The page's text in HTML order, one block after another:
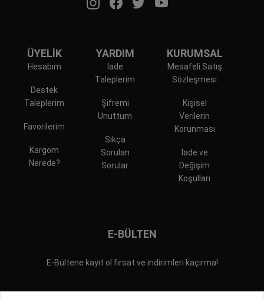
ÜYELİK
Hesabım
Destek
Taleplerim
Favorilerim
Kargom
Nerede?
YARDIM
İade
Taleplerim
Şifremi
Unuttum
Sıkça
Sorulan
Sorular
KURUMSAL
Mesafeli Satış
Sözleşmesi
Kişisel
Verilerin
Korunması
İade ve
Değişim
Koşulları
E-BÜLTEN
E-Bültene kayıt ol fırsat ve indirimleri kaçırma!